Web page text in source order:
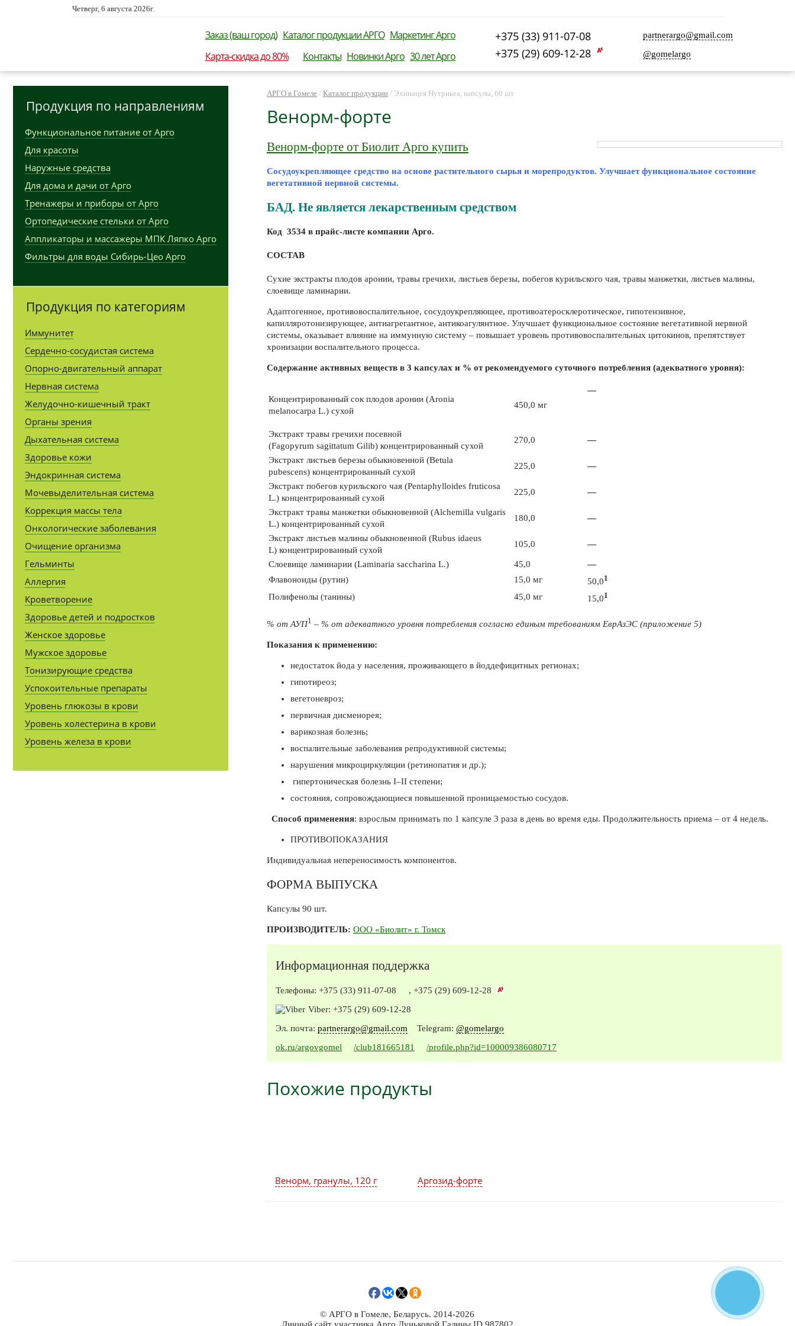
Четверг, 6 августа 2026г.
Заказ (ваш город) Каталог продукции АРГО Маркетинг Арго
Карта-скидка до 80%
Контакты Новинки Арго 30 лет Арго
partnerargo@gmail.com
@gomelargo
+375 (33) 911-07-08
+375 (29) 609-12-28
АРГО в Гомеле / Каталог продукции / Эхинацея Нутрикеа, капсулы, 60 шт
Венорм-форте
Венорм-форте от Биолит Арго купить
Сосудоукрепляющее средство на основе растительного сырья и морепродуктов. Улучшает функциональное состояние
вегетативной нервной системы.
БАД. Не является лекарственным средством
Код 3534 в прайс-листе компании Арго.
СОСТАВ
Сухие экстракты плодов аронии, травы гречихи, листьев березы, побегов курильского чая, травы манжетки, листьев малины,
слоевище ламинарии.
Адаптогенное, противовоспалительное, сосудоукрепляющее, противоатеросклеротическое, гипотензивное,
капилляротонизирующее, антиагрегантное, антикоагулянтное. Улучшает функциональное состояние вегетативной нервной
системы, оказывает влияние на иммунную систему – повышает уровень противовоспалительных цитокинов, препятствует
хронизации воспалительного процесса.
Содержание активных веществ в 3 капсулах и % от рекомендуемого суточного потребления (адекватного уровня):
Концентрированный сок плодов аронии (Aronia
melanocarpa L.) сухой
450,0 мг
—
Экстракт травы гречихи посевной
(Fagopyrum sagittatum Gilib) концентрированный сухой
270,0 —
Экстракт листьев березы обыкновенной (Betula
pubescens) концентрированный сухой
225,0 —
Экстракт побегов курильского чая (Pentaphylloides fruticosa
L.) концентрированный сухой
225,0 —
Экстракт травы манжетки обыкновенной (Alchemilla vulgaris
L.) концентрированный сухой
180,0 —
Экстракт листьев малины обыкновенной (Rubus idaeus
L) концентрированный сухой
105,0 —
Слоевище ламинарии (Laminaria saccharina L.) 45,0
—
Флавоноиды (рутин)
15,0 мг 50,01
Полифенолы (танины) 45,0 мг 15,01
% от АУП1 – % от адекватного уровня потребления согласно единым требованиям ЕврАзЭС (приложение 5)
Показания к применению:
недостаток йода у населения, проживающего в йоддефицитных регионах;
гипотиреоз;
вегетоневроз;
первичная дисменорея;
варикозная болезнь;
воспалительные заболевания репродуктивной системы;
нарушения микроциркуляции (ретинопатия и др.);
гипертоническая болезнь I–II степени;
состояния, сопровождающиеся повышенной проницаемостью сосудов.
Способ применения: взрослым принимать по 1 капсуле 3 раза в день во время еды. Продолжительность приема – от 4 недель.
ПРОТИВОПОКАЗАНИЯ
Индивидуальная непереносимость компонентов.
ФОРМА ВЫПУСКА
Капсулы 90 шт.
ПРОИЗВОДИТЕЛЬ: ООО «Биолит» г. Томск
Информационная поддержка
Телефоны: +375 (33) 911-07-08 , +375 (29) 609-12-28
Viber: +375 (29) 609-12-28
Эл. почта: partnerargo@gmail.com Telegram: @gomelargo
ok.ru/argovgomel
/club181665181 /profile.php?id=100009386080717
Похожие продукты
Венорм, гранулы, 120 г Аргозид-форте
Продукция по направлениям
Функциональное питание от Арго
Для красоты
Наружные средства
Для дома и дачи от Арго
Тренажеры и приборы от Арго
Ортопедические стельки от Арго
Аппликаторы и массажеры МПК Ляпко Арго
Фильтры для воды Сибирь-Цео Арго
Продукция по категориям
Иммунитет
Сердечно-сосудистая система
Опорно-двигательный аппарат
Нервная система
Желудочно-кишечный тракт
Органы зрения
Дыхательная система
Здоровье кожи
Эндокринная система
Мочевыделительная система
Коррекция массы тела
Онкологические заболевания
Очищение организма
Гельминты
Аллергия
Кроветворение
Здоровье детей и подростков
Женское здоровье
Мужское здоровье
Тонизирующие средства
Успокоительные препараты
Уровень глюкозы в крови
Уровень холестерина в крови
Уровень железа в крови
© АРГО в Гомеле, Беларусь. 2014-2026
Личный сайт участника Арго Луньковой Галины ID 987802